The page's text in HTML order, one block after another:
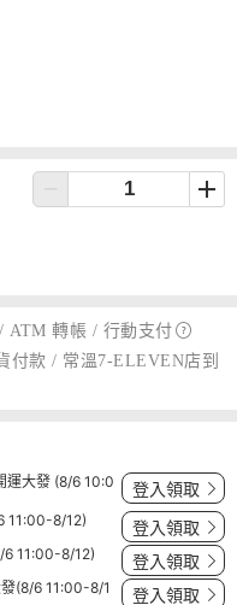
ATM 轉帳 / 行動支付
付款 / 常溫7-ELEVEN店到
運大發 (8/6 10:0
登入領取
11:00-8/12) 登入領取
11:00-8/12) 登入領取
(8/6 11:00-8/1
登入領取